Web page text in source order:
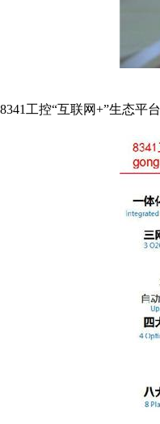
8341工控“互联网+”生态平台